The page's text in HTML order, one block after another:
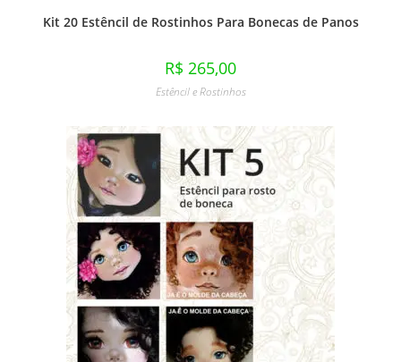
Kit 20 Estêncil de Rostinhos Para Bonecas de Panos
R$ 265,00
Estêncil e Rostinhos